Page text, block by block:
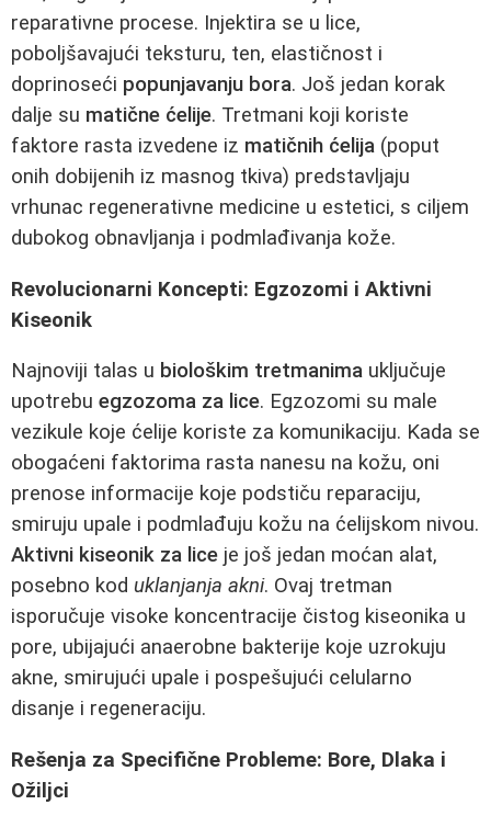
reparativne procese. Injektira se u lice,
poboljšavajući teksturu, ten, elastičnost i
doprinoseći popunjavanju bora. Još jedan korak
dalje su matične ćelije. Tretmani koji koriste
faktore rasta izvedene iz matičnih ćelija (poput
onih dobijenih iz masnog tkiva) predstavljaju
vrhunac regenerativne medicine u estetici, s ciljem
dubokog obnavljanja i podmlađivanja kože.
Revolucionarni Koncepti: Egzozomi i Aktivni
Kiseonik
Najnoviji talas u biološkim tretmanima uključuje
upotrebu egzozoma za lice. Egzozomi su male
vezikule koje ćelije koriste za komunikaciju. Kada se
obogaćeni faktorima rasta nanesu na kožu, oni
prenose informacije koje podstiču reparaciju,
smiruju upale i podmlađuju kožu na ćelijskom nivou.
Aktivni kiseonik za lice je još jedan moćan alat,
posebno kod uklanjanja akni. Ovaj tretman
isporučuje visoke koncentracije čistog kiseonika u
pore, ubijajući anaerobne bakterije koje uzrokuju
akne, smirujući upale i pospešujući celularno
disanje i regeneraciju.
Rešenja za Specifične Probleme: Bore, Dlaka i
Ožiljci